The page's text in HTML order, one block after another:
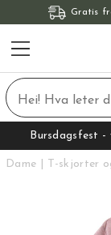
Gratis
Bursdagsfest -
Dame T-skjorter